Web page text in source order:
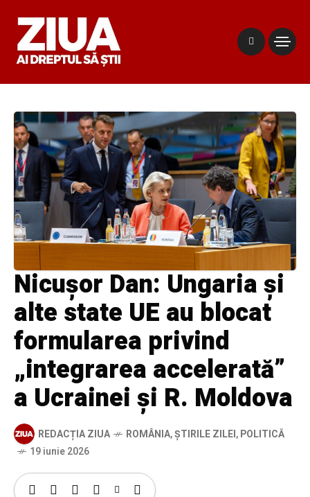
Nicușor Dan: Ungaria și
alte state UE au blocat
formularea privind
„integrarea accelerată”
a Ucrainei și R. Moldova
REDACȚIA ZIUA ROMÂNIA,ȘTIRILE ZILEI,POLITICĂ
19 iunie 2026